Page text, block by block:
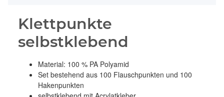
Klettpunkte
selbstklebend
Material: 100 % PA Polyamid
Set bestehend aus 100 Flauschpunkten und 100
Hakenpunkten